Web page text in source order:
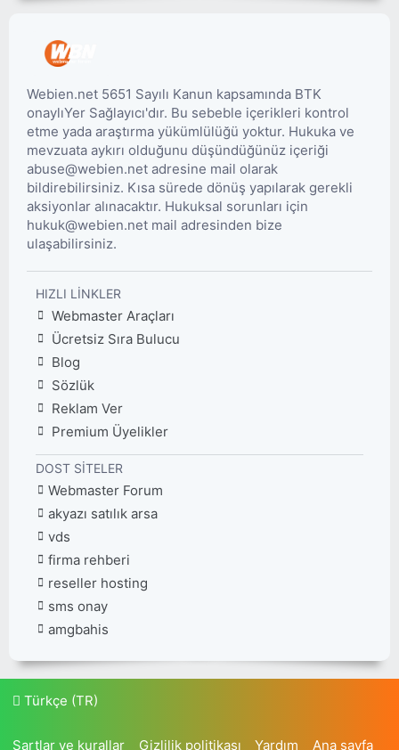
Webien.net 5651 Sayılı Kanun kapsamında BTK
onaylıYer Sağlayıcı'dır. Bu sebeble içerikleri kontrol
etme yada araştırma yükümlülüğü yoktur. Hukuka ve
mevzuata aykırı olduğunu düşündüğünüz içeriği
abuse@webien.net adresine mail olarak
bildirebilirsiniz. Kısa sürede dönüş yapılarak gerekli
aksiyonlar alınacaktır. Hukuksal sorunları için
hukuk@webien.net mail adresinden bize
ulaşabilirsiniz.
HIZLI LINKLER
Webmaster Araçları
Ücretsiz Sıra Bulucu
Blog
Sözlük
Reklam Ver
Premium Üyelikler
DOST SITELER
Webmaster Forum
akyazı satılık arsa
vds
firma rehberi
reseller hosting
sms onay
amgbahis
Türkçe (TR)
Şartlar ve kurallar Gizlilik politikası Yardım Ana sayfa